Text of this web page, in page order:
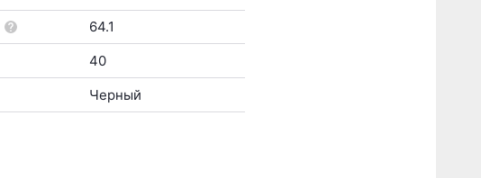
64.1
40
Черный